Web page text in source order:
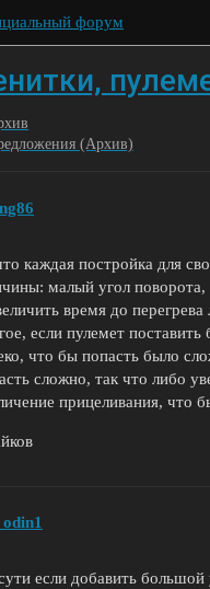
форум
(Архив)
каждая постройка для
малый угол поворота,
время до
если пулемет
что бы попасть было
сложно, так что либо
прицеливания, что
если добавить большой